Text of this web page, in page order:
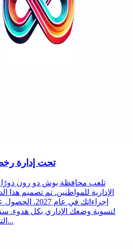
تحت إدارة رخصة
تلعب محافظة بوش دو رون دورًا
الإدارية للمواطنين. تم تصميم
إجراءاتك في
لتسوية وضعك الإداري بكل هدوء.
التي تسهل تفاعلاتك مع الخدم...